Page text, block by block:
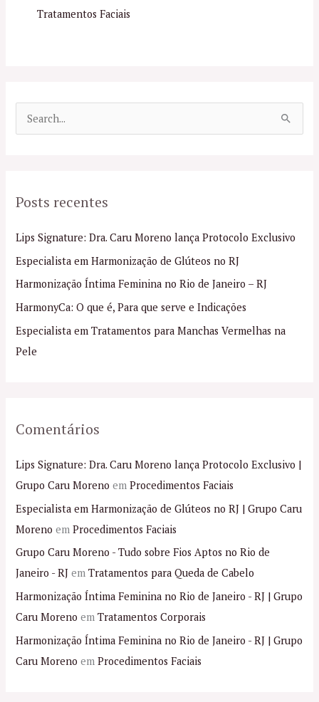
Tratamentos Faciais
u
s
a
r
p
o
r
Posts recentes
Lips Signature: Dra. Caru Moreno lança Protocolo Exclusivo
Especialista em Harmonização de Glúteos no RJ
Harmonização Íntima Feminina no Rio de Janeiro – RJ
HarmonyCa: O que é, Para que serve e Indicações
Especialista em Tratamentos para Manchas Vermelhas na
Pele
Comentários
Lips Signature: Dra. Caru Moreno lança Protocolo Exclusivo |
Grupo Caru Moreno emProcedimentos Faciais
Especialista em Harmonização de Glúteos no RJ | Grupo Caru
Moreno emProcedimentos Faciais
Grupo Caru Moreno - Tudo sobre Fios Aptos no Rio de
Janeiro - RJ emTratamentos para Queda de Cabelo
Harmonização Íntima Feminina no Rio de Janeiro - RJ | Grupo
Caru Moreno emTratamentos Corporais
Harmonização Íntima Feminina no Rio de Janeiro - RJ | Grupo
Caru Moreno emProcedimentos Faciais